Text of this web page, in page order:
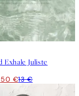
Exhale Juliste
€13 €